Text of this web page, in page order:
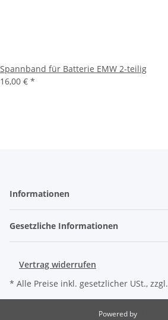
Spannband für Batterie EMW 2-teilig
16,00 € *
Informationen
Gesetzliche Informationen
Vertrag widerrufen
* Alle Preise inkl. gesetzlicher USt., zzgl.
Powered by